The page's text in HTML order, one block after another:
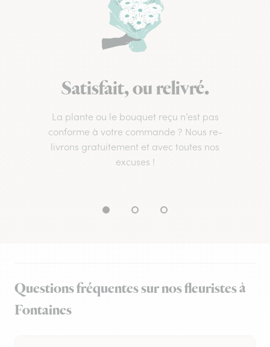
Satisfait, ou relivré.
La plante ou le bouquet reçu n’est pas
conforme à votre commande ? Nous re-
livrons gratuitement et avec toutes nos
excuses !
Questions fréquentes sur nos fleuristes à
Fontaines